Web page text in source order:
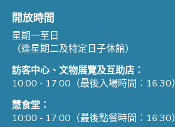
開放時間
星期一至日
（逢星期二及特定日子休館）
訪客中心、文物展覽及互助店：
10:00 - 17:00（最後入場時間：16:30）
慧食堂：
10:00 - 17:00（最後點餐時間：16:30）